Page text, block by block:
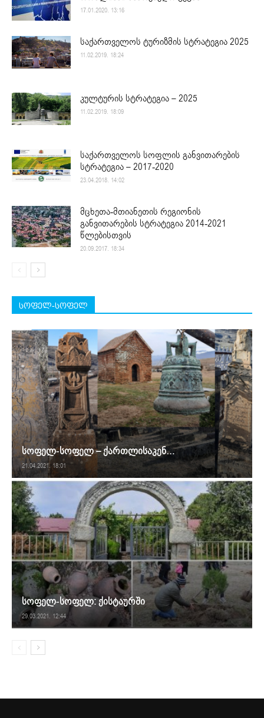
17.01.2020. 13:16
საქართველოს ტურიზმის სტრატეგია 2025
11.02.2019. 18:24
კულტურის სტრატეგია – 2025
11.02.2019. 18:09
საქართველოს სოფლის განვითარების
სტრატეგია – 2017-2020
23.04.2018. 14:02
მცხეთა-მთიანეთის რეგიონის
განვითარების სტრატეგია 2014-2021
წლებისთვის
20.09.2017. 18:34
სოფელ-სოფელ
სოფელ-სოფელ – ქართლისაკენ…
21.04.2021. 18:01
სოფელ-სოფელ: ქისტაურში
29.03.2021. 12:44